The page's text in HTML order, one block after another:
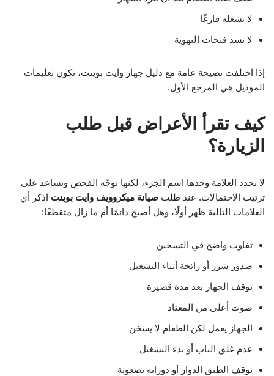
لا تشغله فارغًا
لا تسد فتحات التهوية
إذا اختلفت نصيحة عامة مع دليل جهاز وايت بوينت، تكون تعليمات
الموديل هي المرجع الأول.
كيف تقرأ الأعراض قبل طلب
الزيارة؟
لا تحدد العلامة وحدها اسم الجزء، لكنها توجّه الفحص وتساعد على
ترتيب الاحتمالات. عند طلب صيانة ميكروويف وايت بوينت اذكر أي
العلامات التالية ظهر أولًا، وهل أصبح دائمًا أم ما زال متقطعًا:
تفاوت واضح في التسخين
صدور شرر أو رائحة أثناء التشغيل
توقف الجهاز بعد مدة قصيرة
صوت أعلى من المعتاد
الجهاز يعمل لكن الطعام لا يسخن
عدم غلق الباب أو بدء التشغيل
توقف الطبق الدوار أو دورانه بصعوبة